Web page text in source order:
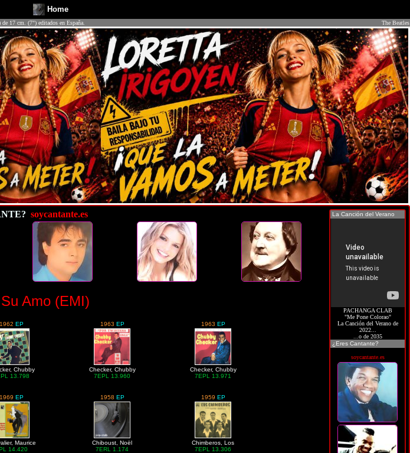
Home
17 cm. (7") editados en España. The Beatles
soycantante.es
Amo (EMI)
1962 EP
Chubby
13.798
1963 EP
Checker, Chubby
7EPL 13.960
1963 EP
Checker, Chubby
7EPL 13.971
1969 EP
Maurice
14.420
1958 EP
Chiboust, Noël
7ERL 1.174
1959 EP
Chimberos, Los
7EPL 13.306
La Canción del Verano
PACHANGA CLAB
"Me Pone Colorao"
La Canción del Verano de
2022...
...o de 2035
¿Eres Cantante?
soycantante.es